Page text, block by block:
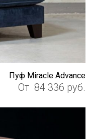
Пуф Miracle Advance
От 84 336 руб.